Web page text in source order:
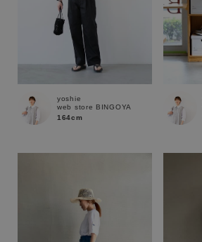
キーワード
MENS
yoshie
web store BINGOYA
164cm